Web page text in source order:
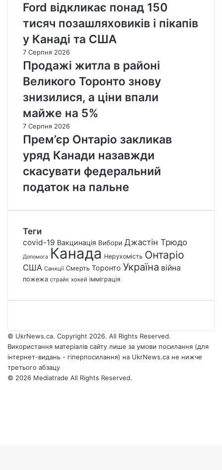
Ford відкликає понад 150
тисяч позашляховиків і пікапів
у Канаді та США
7 Серпня 2026
Продажі житла в районі
Великого Торонто знову
знизилися, а ціни впали
майже на 5%
7 Серпня 2026
Прем’єр Онтаріо закликав
уряд Канади назавжди
скасувати федеральний
податок на пальне
Теги
covid-19 Вакцинація Вибори Джастін Трюдо
Допомога Канада Нерухомість Онтаріо
США Санкції Смерть Торонто Україна війна
пожежа страйк хокей імміграція
© UkrNews.ca. Copyright 2026. All Rights Reserved.
Використання матеріалів сайту лише за умови посилання (для
інтернет-видань - гіперпосилання) на UkrNews.ca не нижче
третього абзацу
© 2026 Mediatrade All Rights Reserved.